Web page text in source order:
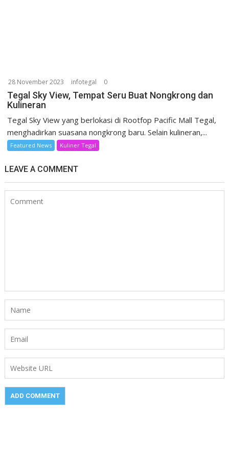
28 November 2023 infotegal 0
Tegal Sky View, Tempat Seru Buat Nongkrong dan
Kulineran
Tegal Sky View yang berlokasi di Rootfop Pacific Mall Tegal,
menghadirkan suasana nongkrong baru. Selain kulineran,...
Featured News Kuliner Tegal
LEAVE A COMMENT